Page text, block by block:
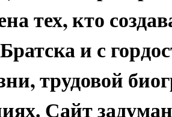
тех, кто
и с
трудовой
Сайт